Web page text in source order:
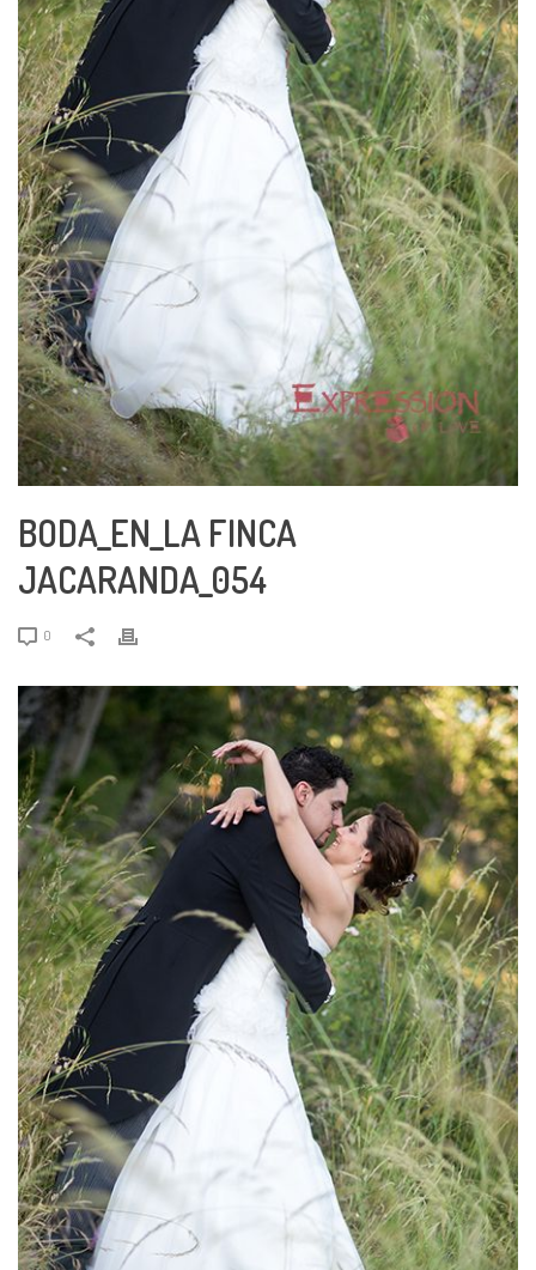
BODA_EN_LA FINCA
JACARANDA_054
0